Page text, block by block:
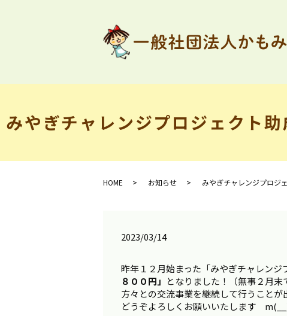
みやぎチャレンジプロジェクト
HOME お知らせ みやぎチャレンジプロジ
2023/03/14
昨年１２月始まった「みやぎチャレン
８００円」 となりました！（無事２月
方々との交流事業を継続して行うことが
どうぞよろしくお願いいたします